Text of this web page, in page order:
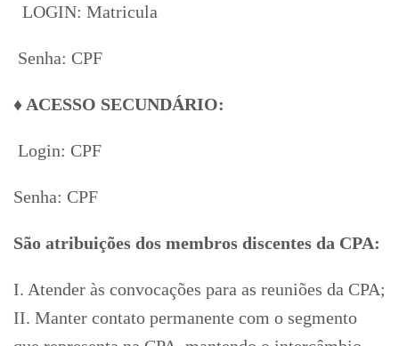
LOGIN: Matricula
Senha: CPF
♦ ACESSO SECUNDÁRIO:
Login: CPF
Senha: CPF
São atribuições dos membros discentes da CPA:
I. Atender às convocações para as reuniões da CPA;
II. Manter contato permanente com o segmento